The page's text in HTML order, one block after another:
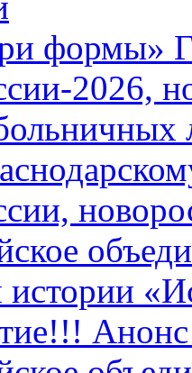
формы»
2026,
истории